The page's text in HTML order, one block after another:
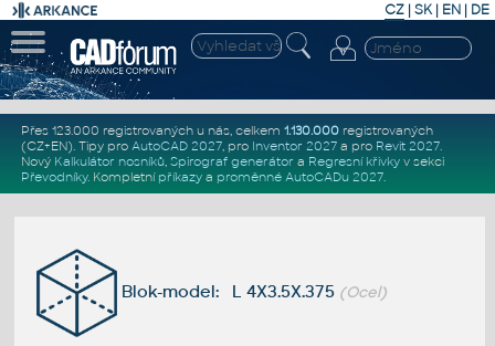
CZ | SK| EN | DE
Přes 123.000 registrovaných u nás, celkem 1.130.000registrovaných
(CZ+EN). Tipy pro AutoCAD 2027, pro Inventor 2027a pro Revit 2027.
Nový Kalkulátor nosníků, Spirograf generátor a Regresní křivkyv sekci
Převodníky. Kompletní příkazya proměnné AutoCADu 2027.
Blok-model: L 4X3.5X.375 (Ocel)